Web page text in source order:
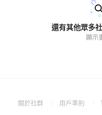
還有其他眾多
顯示
關於社群
(Open用戶準則